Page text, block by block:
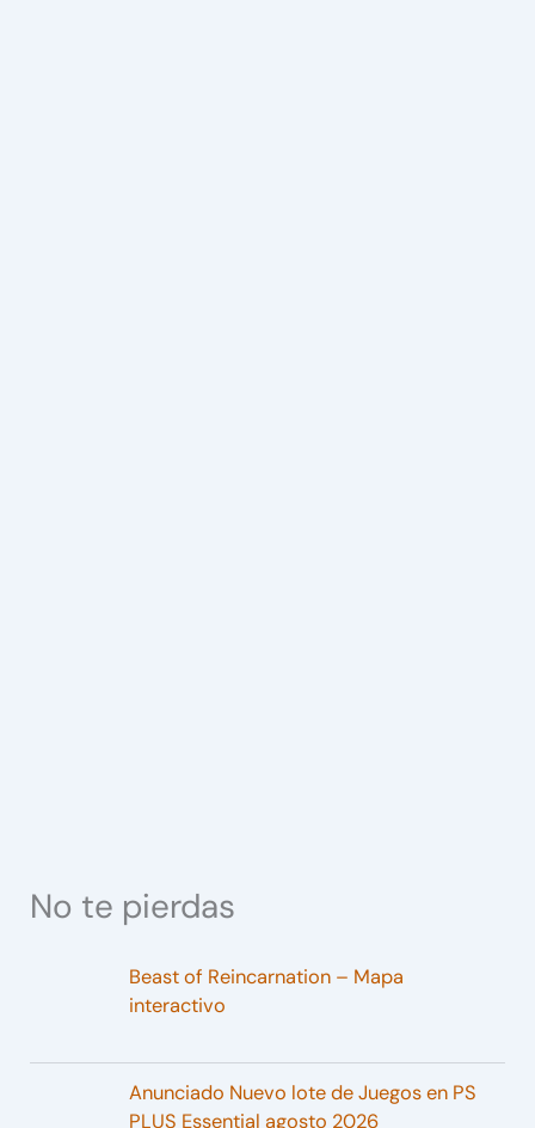
No te pierdas
Beast of Reincarnation – Mapa
interactivo
Anunciado Nuevo lote de Juegos en PS
PLUS Essential agosto 2026